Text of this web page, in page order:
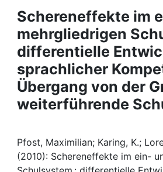
Projects
People
Institutions
Awards
Help
Schereneffekte im
mehrgliedrigen
differentielle
sprachlicher
Übergang von der
weiterführende
Pfost, Maximilian; Karing, K.;
(2010): Schereneffekte im ein-